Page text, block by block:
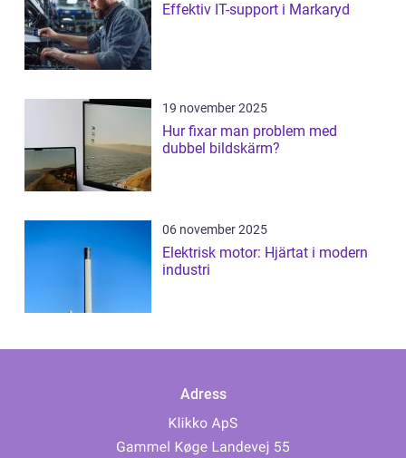
Effektiv IT-support i Markaryd
19 november 2025
Hur fixar man problem med
dubbel bildskärm?
06 november 2025
Elektrisk motor: Hjärtat i modern
industri
Adress